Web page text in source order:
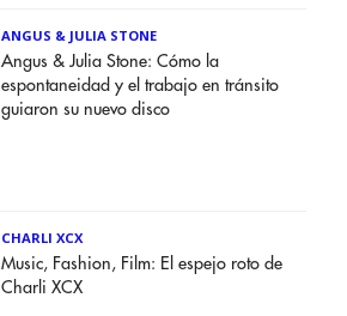
ANGUS & JULIA STONE
Angus & Julia Stone: Cómo la
espontaneidad y el trabajo en tránsito
guiaron su nuevo disco
CHARLI XCX
Music, Fashion, Film: El espejo roto de
Charli XCX